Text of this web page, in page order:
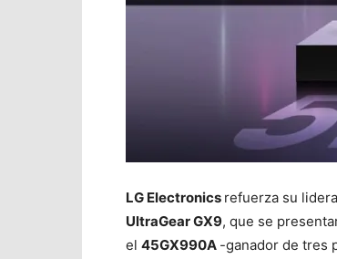
LG Electronics refuerza su
UltraGear GX9, que se
el 45GX990A -ganador de tres